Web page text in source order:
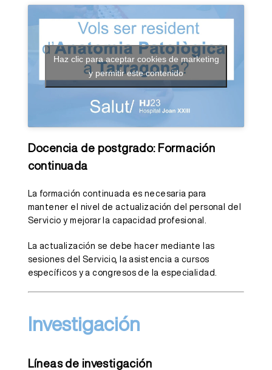
Haz clic para aceptar cookies de marketing
y permitir este contenido
Docencia de postgrado: Formación
continuada
La formación continuada es necesaria para
mantener el nivel de actualización del personal del
Servicio y mejorar la capacidad profesional.
La actualización se debe hacer mediante las
sesiones del Servicio, la asistencia a cursos
específicos y a congresos de la especialidad.
Investigación
Líneas de investigación